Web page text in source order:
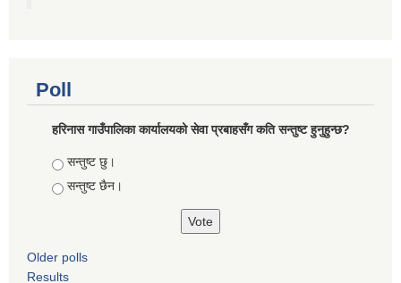
Poll
हरिनास गाउँपालिका कार्यालयको सेवा प्रबाहसँग कति सन्तुष्ट हुनुहुन्छ?
Choices
सन्तुष्ट छु।
सन्तुष्ट छैन।
Older polls
Results